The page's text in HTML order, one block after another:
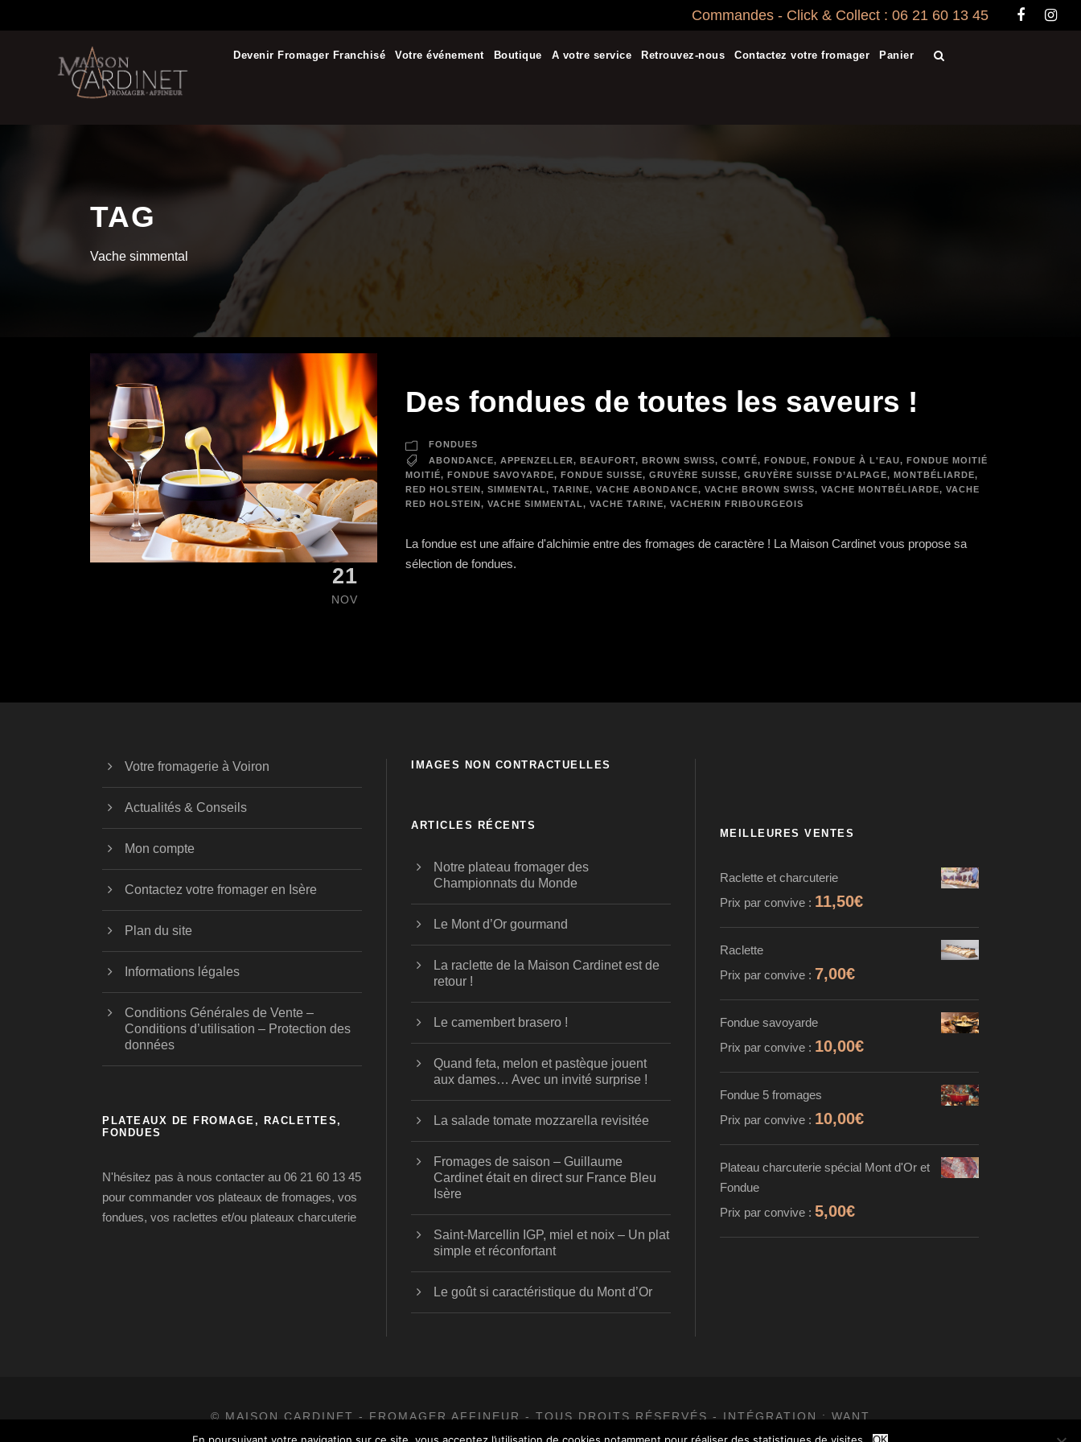
Commandes - Click & Collect : 06 21 60 13 45
Devenir Fromager Franchisé Votre événement Boutique A votre service Retrouvez-nous Contactez votre fromager Panier
TAG
Vache simmental
21
NOV
Des fondues de toutes les saveurs !
FONDUES
ABONDANCE, APPENZELLER, BEAUFORT, BROWN SWISS, COMTÉ, FONDUE, FONDUE À L'EAU, FONDUE MOITIÉ
MOITIÉ, FONDUE SAVOYARDE, FONDUE SUISSE, GRUYÈRE SUISSE, GRUYÈRE SUISSE D’ALPAGE, MONTBÉLIARDE,
RED HOLSTEIN , SIMMENTAL, TARINE, VACHE ABONDANCE, VACHE BROWN SWISS, VACHE MONTBÉLIARDE, VACHE
RED HOLSTEIN , VACHE SIMMENTAL, VACHE TARINE, VACHERIN FRIBOURGEOIS
La fondue est une affaire d'alchimie entre des fromages de caractère ! La Maison Cardinet vous propose sa
sélection de fondues.
Votre fromagerie à Voiron
Actualités & Conseils
Mon compte
Contactez votre fromager en Isère
Plan du site
Informations légales
Conditions Générales de Vente –
Conditions d’utilisation – Protection des
données
PLATEAUX DE FROMAGE, RACLETTES,
FONDUES
N'hésitez pas à nous contacter au 06 21 60 13 45
pour commander vos plateaux de fromages, vos
fondues, vos raclettes et/ou plateaux charcuterie
IMAGES NON CONTRACTUELLES
ARTICLES RÉCENTS
Notre plateau fromager des
Championnats du Monde
Le Mont d’Or gourmand
La raclette de la Maison Cardinet est de
retour !
Le camembert brasero !
Quand feta, melon et pastèque jouent
aux dames… Avec un invité surprise !
La salade tomate mozzarella revisitée
Fromages de saison – Guillaume
Cardinet était en direct sur France Bleu
Isère
Saint-Marcellin IGP, miel et noix – Un plat
simple et réconfortant
Le goût si caractéristique du Mont d’Or
MEILLEURES VENTES
Raclette et charcuterie
Prix par convive : 11,50€
Raclette
Prix par convive : 7,00€
Fondue savoyarde
Prix par convive : 10,00€
Fondue 5 fromages
Prix par convive : 10,00€
Plateau charcuterie spécial Mont d'Or et
Fondue
Prix par convive : 5,00€
© MAISON CARDINET - FROMAGER AFFINEUR - TOUS DROITS RÉSERVÉS - INTÉGRATION : WANT